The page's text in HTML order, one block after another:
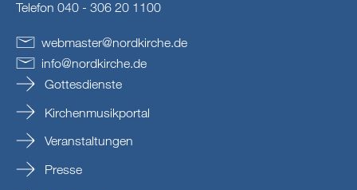
Telefon 040 - 306 20 1100
webmaster@nordkirche.de
info@nordkirche.de
Gottesdienste
Kirchenmusikportal
Veranstaltungen
Presse